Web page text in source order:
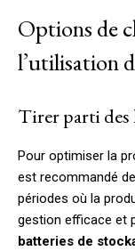
Options de
l’utilisation
Tirer parti des
Pour optimiser la
est recommandé
périodes où la
gestion efficace et
batteries de